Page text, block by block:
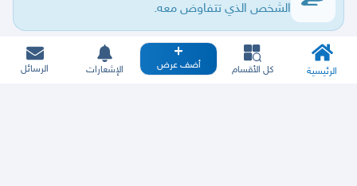
الشخص الذي تتفاوض معه.
الرئيسية كل الأقسام أضف عرض الإشعارات الرسائل